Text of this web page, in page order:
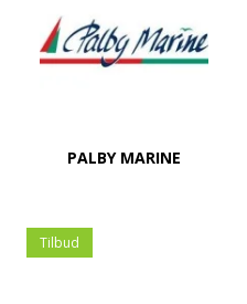
PALBY MARINE
Tilbud